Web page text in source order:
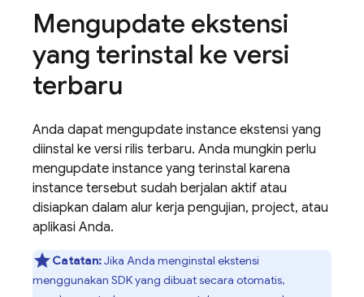
Mengupdate ekstensi
yang terinstal ke versi
terbaru
Anda dapat mengupdate instance ekstensi yang
diinstal ke versi rilis terbaru. Anda mungkin perlu
mengupdate instance yang terinstal karena
instance tersebut sudah berjalan aktif atau
disiapkan dalam alur kerja pengujian, project, atau
aplikasi Anda.
Catatan:Jika Anda menginstal ekstensi
menggunakan SDK yang dibuat secara otomatis,